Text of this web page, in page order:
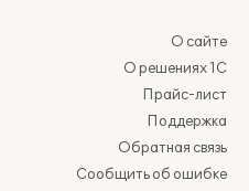
О сайте
О решениях 1С
Прайс-лист
Поддержка
Обратная связь
Сообщить об ошибке